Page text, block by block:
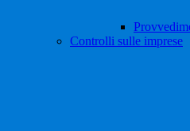
Controlli sulle imprese